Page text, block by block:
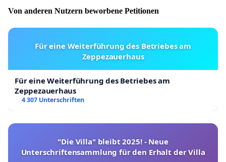
Von anderen Nutzern beworbene Petitionen
Für eine Weiterführung des Betriebes am
Zeppezauerhaus
Für eine Weiterführung des Betriebes am
Zeppezauerhaus
4 307 Unterschriften
"Die Villa" bleibt 2025! - Neue
Unterschriftensammlung für den Erhalt der Villa